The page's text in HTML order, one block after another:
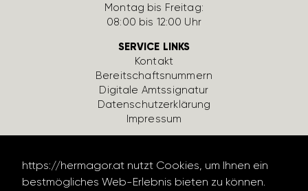
https://hermagor.at nutzt Cookies, um Ihnen ein
bestmögliches Web-Erlebnis bieten zu können.
Montag bis Freitag:
08:00 bis 12:00 Uhr
SERVICE LINKS
Kontakt
Bereit­schafts­num­mern
Digi­tale Amts­si­gnatur
Daten­schutz­er­klä­rung
Impressum